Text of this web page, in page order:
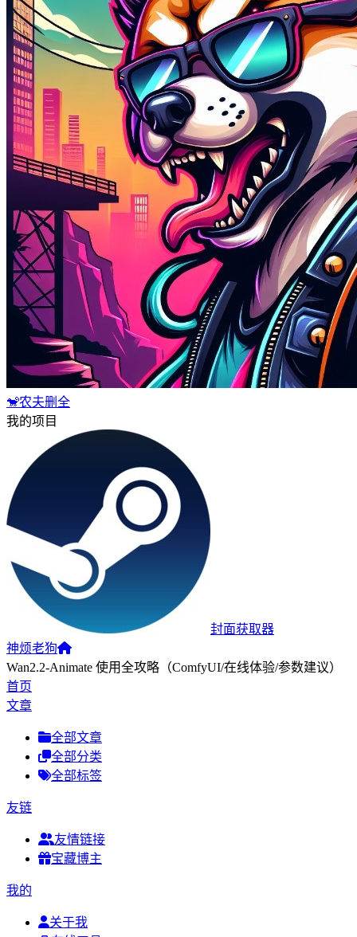
🐒农夫删全
我的项目
封面获取器
神烦老狗
Wan2.2‑Animate 使用全攻略（ComfyUI/在线体验/参数建议）
首页
文章
全部文章
全部分类
全部标签
友链
友情链接
宝藏博主
我的
关于我